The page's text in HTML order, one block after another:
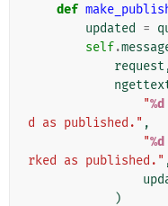
def
updated
=
self.
request
"%d
d as published." ,
"%d
rked as published."
)